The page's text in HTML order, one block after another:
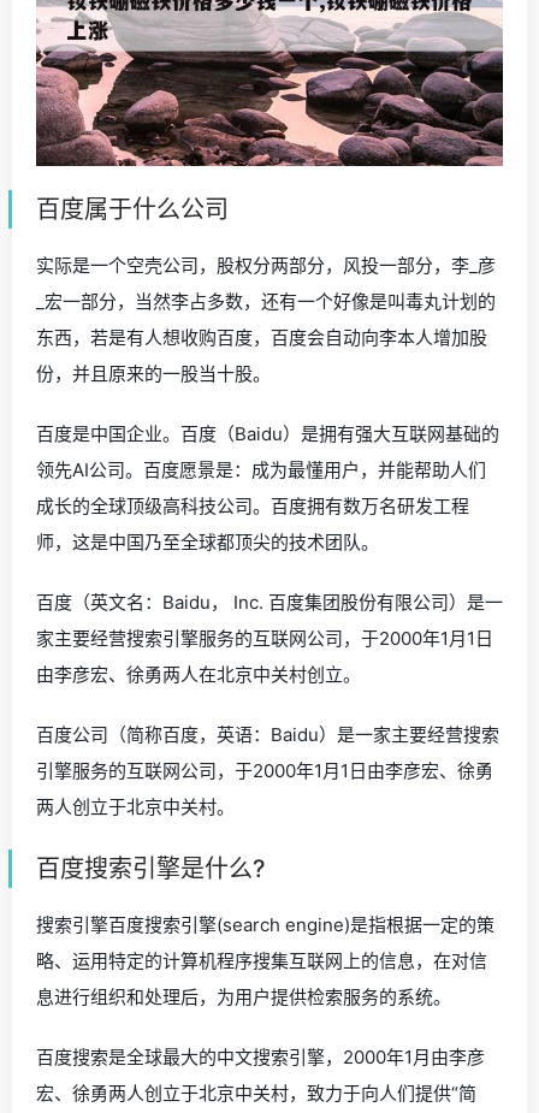
百度属于什么公司
实际是一个空壳公司，股权分两部分，风投一部分，李_彦
_宏一部分，当然李占多数，还有一个好像是叫毒丸计划的
东西，若是有人想收购百度，百度会自动向李本人增加股
份，并且原来的一股当十股。
百度是中国企业。百度（Baidu）是拥有强大互联网基础的
领先AI公司。百度愿景是：成为最懂用户，并能帮助人们
成长的全球顶级高科技公司。百度拥有数万名研发工程
师，这是中国乃至全球都顶尖的技术团队。
百度（英文名：Baidu， Inc. 百度集团股份有限公司）是一
家主要经营搜索引擎服务的互联网公司，于2000年1月1日
由李彦宏、徐勇两人在北京中关村创立。
百度公司（简称百度，英语：Baidu）是一家主要经营搜索
引擎服务的互联网公司，于2000年1月1日由李彦宏、徐勇
两人创立于北京中关村。
百度搜索引擎是什么?
搜索引擎百度搜索引擎(search engine)是指根据一定的策
略、运用特定的计算机程序搜集互联网上的信息，在对信
息进行组织和处理后，为用户提供检索服务的系统。
百度搜索是全球最大的中文搜索引擎，2000年1月由李彦
宏、徐勇两人创立于北京中关村，致力于向人们提供“简